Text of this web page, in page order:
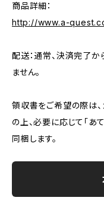
商品詳細：
http://www.a-
配送：通常、決済完了
ません。
領収書をご希望の際は
の上、必要に応じて「あ
同梱します。